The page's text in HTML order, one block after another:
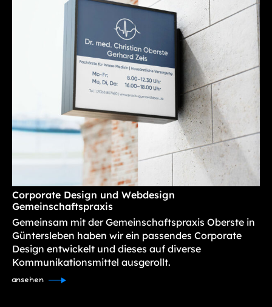
Corporate Design und Webdesign
Gemeinschaftspraxis
Gemeinsam mit der Gemeinschaftspraxis Oberste in
Güntersleben haben wir ein passendes Corporate
Design entwickelt und dieses auf diverse
Kommunikationsmittel ausgerollt.
ansehen